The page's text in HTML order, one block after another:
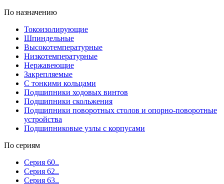
По назначению
Токоизолирующие
Шпиндельные
Высокотемпературные
Низкотемпературные
Нержавеющие
Закрепляемые
С тонкими кольцами
Подшипники ходовых винтов
Подшипники скольжения
Подшипники поворотных столов и опорно-поворотные
устройства
Подшипниковые узлы с корпусами
По сериям
Серия 60..
Серия 62..
Серия 63..